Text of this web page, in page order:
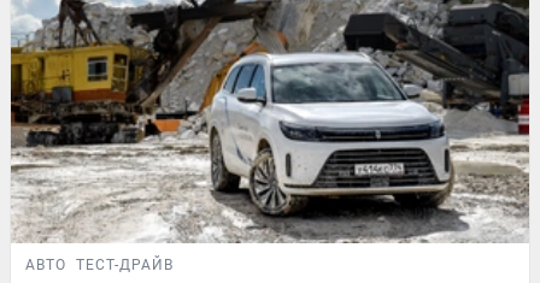
АВТО ТЕСТ-ДРАЙВ